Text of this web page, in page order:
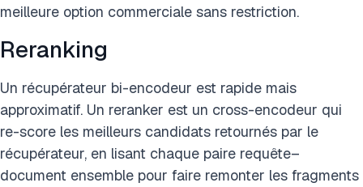
meilleure option commerciale sans restriction.
Reranking
Un récupérateur bi-encodeur est rapide mais
approximatif. Un reranker est un cross-encodeur qui
re-score les meilleurs candidats retournés par le
récupérateur, en lisant chaque paire requête–
document ensemble pour faire remonter les fragments